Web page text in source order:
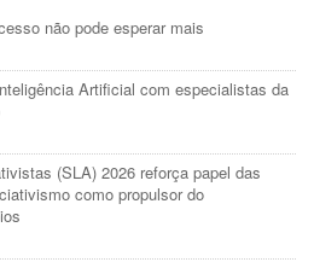
não pode esperar mais
Artificial com especialistas da
(SLA) 2026 reforça papel das
como propulsor do